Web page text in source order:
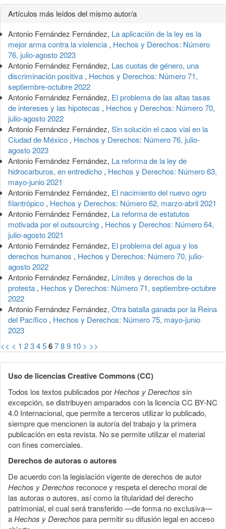
Detalles
del
artículo
Artículos más leídos del mismo autor/a
Antonio Fernández Fernández, La aplicación de la ley es la
mejor arma contra la violencia , Hechos y Derechos: Número
76, julio-agosto 2023
Antonio Fernández Fernández, Las cuotas de género, una
discriminación positiva , Hechos y Derechos: Número 71,
septiembre-octubre 2022
Antonio Fernández Fernández, El problema de las altas tasas
de intereses y las hipotecas , Hechos y Derechos: Número 70,
julio-agosto 2022
Antonio Fernández Fernández, Sin solución el caos vial en la
Ciudad de México , Hechos y Derechos: Número 76, julio-
agosto 2023
Antonio Fernández Fernández, La reforma de la ley de
hidrocarburos, en entredicho , Hechos y Derechos: Número 63,
mayo-junio 2021
Antonio Fernández Fernández, El nacimiento del nuevo ogro
filantrópico , Hechos y Derechos: Número 62, marzo-abril 2021
Antonio Fernández Fernández, La reforma de estatutos
motivada por el outsourcing , Hechos y Derechos: Número 64,
julio-agosto 2021
Antonio Fernández Fernández, El problema del agua y los
derechos humanos , Hechos y Derechos: Número 70, julio-
agosto 2022
Antonio Fernández Fernández, Límites y derechos de la
protesta , Hechos y Derechos: Número 71, septiembre-octubre
2022
Antonio Fernández Fernández, Otra batalla ganada por la Reina
del Pacífico , Hechos y Derechos: Número 75, mayo-junio
2023
<< < 1 23456789 10 > >>
Uso de licencias Creative Commons (CC)
Todos los textos publicados porHechos y Derechos sin
excepción, se distribuyen amparados con la licencia CC BY-NC
4.0 Internacional, que permite a terceros utilizar lo publicado,
siempre que mencionen la autoría del trabajo y la primera
publicación en esta revista. No se permite utilizar el material
con fines comerciales.
Derechos de autoras o autores
De acuerdo con la legislación vigente de derechos de autor
Hechos y Derechos reconoce y respeta el derecho moral de
las autoras o autores, así como la titularidad del derecho
patrimonial, el cual será transferido —de forma no exclusiva—
aHechos y Derechos para permitir su difusión legal en acceso